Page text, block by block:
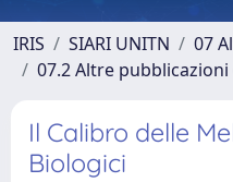
IRIS SIARI UNITN
07
07.2 Altre
Il Calibro delle
Biologici